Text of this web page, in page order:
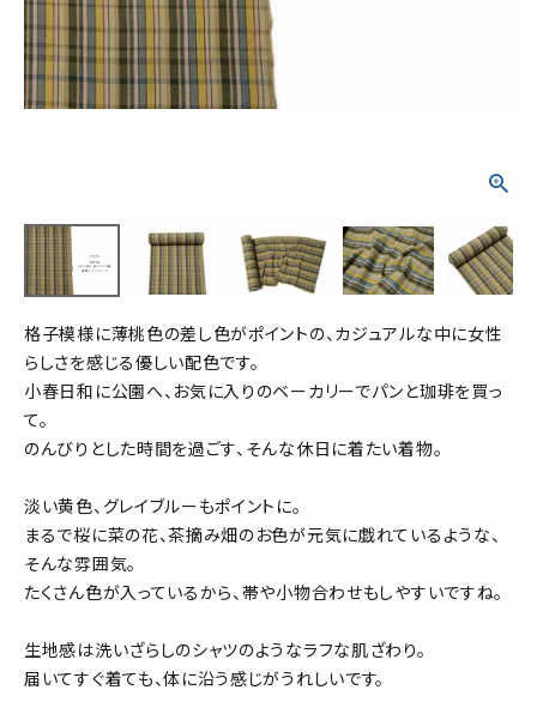
タイプから探す
カジュアル ソシアル フォーマル
在庫有 アーカイブ商品 セール商品
正絹 木綿・麻 ポリエステル
価格から探す
20,000-30,000円 30,000円以上
色から探す
襦袢
帯
羽織
小物
新作・キャンペーン
SALE
帯結び動画
格子模様に薄桃色の差し色がポイントの、カジュアルな中に女性
らしさを感じる優しい配色です。
小春日和に公園へ、お気に入りのベーカリーでパンと珈琲を買っ
て。
のんびりとした時間を過ごす、そんな休日に着たい着物。
淡い黄色、グレイブルーもポイントに。
まるで桜に菜の花、茶摘み畑のお色が元気に戯れているような、
そんな雰囲気。
たくさん色が入っているから、帯や小物合わせもしやすいですね。
生地感は洗いざらしのシャツのようなラフな肌ざわり。
届いてすぐ着ても、体に沿う感じがうれしいです。